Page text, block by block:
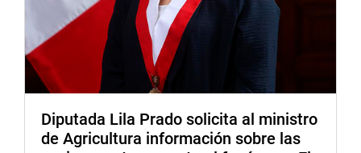
prioricen la prevención, el acceso equitativo a los
servicios de salud y el fortalecimiento del sistema
sanitario nacional.
DESPACHO DE LA CONGRESISTA MAGALY RUIZ
RODRÍGUEZ
Diputada Lila Prado solicita al ministro
de Agricultura información sobre las